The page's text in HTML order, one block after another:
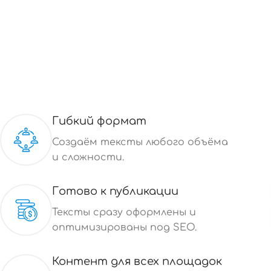
Гибкий формат
Создаём тексты любого объёма
и сложности.
Готово к публикации
Тексты сразу оформлены и
оптимизированы под SEO.
Контент для всех площадок